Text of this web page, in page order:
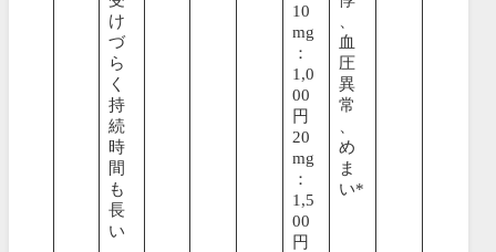
け
づ
ら
く
持
続
時
間
も
長
い
10
mg
：
1,0
00
円
20
mg
：
1,5
00
円
血
圧
異
常
め
ま
い*